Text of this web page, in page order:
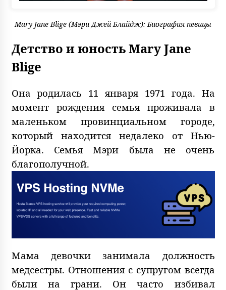
Mary Jane Blige (Мэри Джей Блайдж): Биография певицы
Детство и юность Mary Jane
Blige
Она родилась 11 января 1971 года. На
момент рождения семья проживала в
маленьком провинциальном городе,
который находится недалеко от Нью-
Йорка. Семья Мэри была не очень
благополучной.
Мама девочки занимала должность
медсестры. Отношения с супругом всегда
были на грани. Он часто избивал